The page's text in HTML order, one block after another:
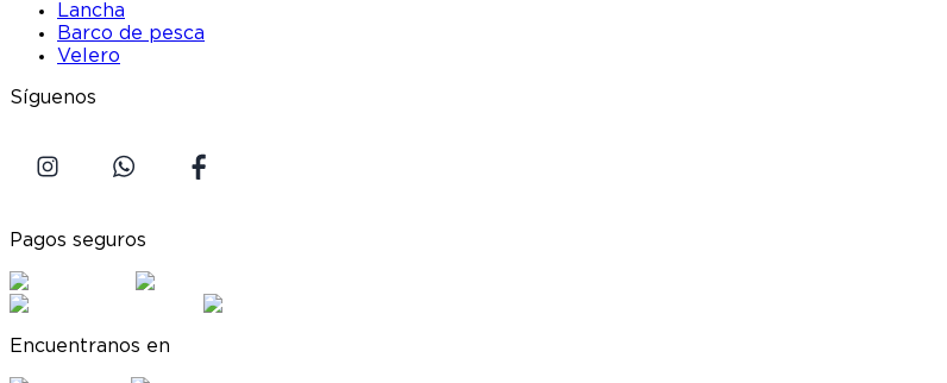
Lancha
Barco de pesca
Velero
Síguenos
Pagos seguros
Encuentranos en